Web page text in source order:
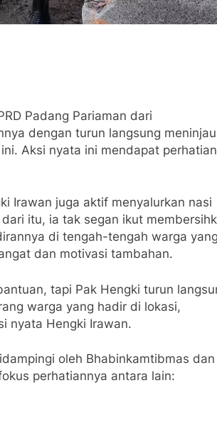
Padang Pariaman dari
dengan turun langsung meninjau
Aksi nyata ini mendapat perhatian
Irawan juga aktif menyalurkan nasi
itu, ia tak segan ikut
di tengah-tengah warga yang
dan motivasi tambahan.
tapi Pak Hengki turun
warga yang hadir di lokasi,
nyata Hengki Irawan.
oleh Bhabinkamtibmas dan
perhatiannya antara lain: